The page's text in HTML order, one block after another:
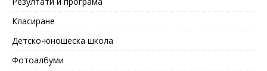
Класиране
Детско-юношеска школа
Фотоалбуми